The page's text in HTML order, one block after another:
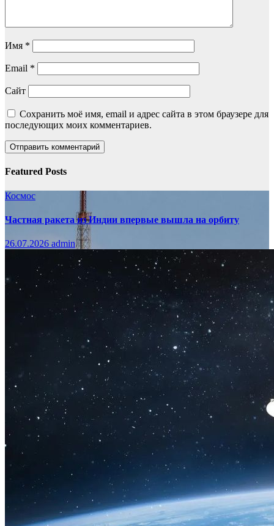
Имя *
Email *
Сайт
Сохранить моё имя, email и адрес сайта в этом браузере для
последующих моих комментариев.
Featured Posts
Космос
Частная ракета из Индии впервые вышла на орбиту
26.07.2026 admin